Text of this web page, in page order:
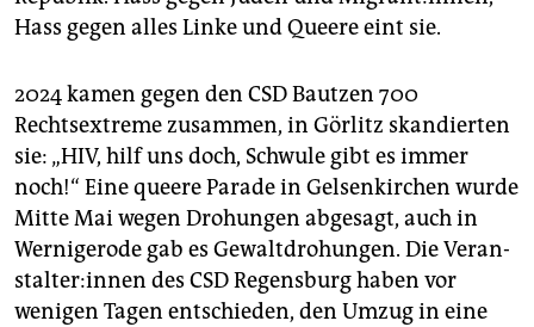
Hass gegen alles Linke und Queere eint sie.
2024 kamen gegen den CSD Bautzen 700
Rechtsextreme zusammen, in Görlitz skandierten
sie: „HIV, hilf uns doch, Schwule gibt es immer
noch!“ Eine queere Parade in Gelsenkirchen wurde
Mitte Mai wegen Drohungen abgesagt, auch in
Wernigerode gab es Gewaltdrohungen. Die Ver­an­
stal­te­r:in­nen des CSD Regensburg haben vor
wenigen Tagen entschieden, den Umzug in eine